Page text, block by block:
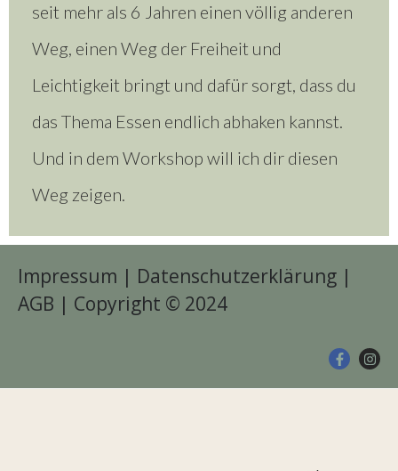
seit mehr als 6 Jahren einen völlig anderen
Weg, einen Weg der Freiheit und
Leichtigkeit bringt und dafür sorgt, dass du
das Thema Essen endlich abhaken kannst.
Und in dem Workshop will ich dir diesen
Weg zeigen.
Impressum | Datenschutzerklärung |
AGB | Copyright © 2024